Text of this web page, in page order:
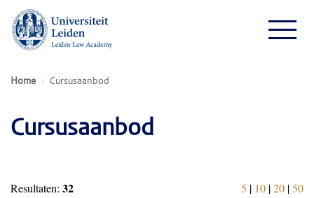
Home Cursusaanbod
Cursusaanbod
Resultaten: 32 5 | 10 |20 |50